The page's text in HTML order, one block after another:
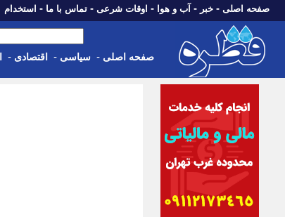
صفحه اصلی - خبر - آب و هوا - اوقات شرعی - تماس با ما - استخدام
صفحه اصلی - سیاسی - اقتصادی -